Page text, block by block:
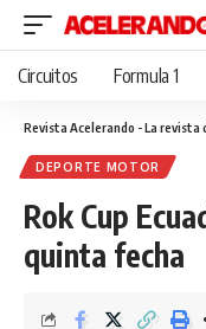
Circuitos Formula 1
Revista Acelerando - La
DEPORTE MOTOR
Rok Cup
quinta fecha